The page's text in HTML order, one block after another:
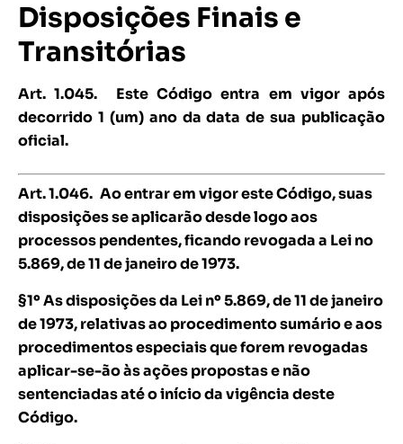
Disposições Finais e
Transitórias
Art. 1.045.
Este Código entra em vigor após
decorrido 1 (um) ano da data de sua publicação
oficial.
Art. 1.046. Ao entrar em vigor este Código, suas
disposições se aplicarão desde logo aos
processos pendentes, ficando revogada a Lei no
5.869, de 11 de janeiro de 1973.
§1º As disposições da Lei nº 5.869, de 11 de janeiro
de 1973, relativas ao procedimento sumário e aos
procedimentos especiais que forem revogadas
aplicar-se-ão às ações propostas e não
sentenciadas até o início da vigência deste
Código.